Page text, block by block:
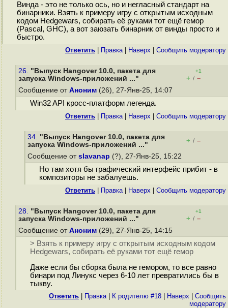
Винда - это не только ось, но и негласный стандарт на
бинарники. Взять к примеру игру с открытым исходным
кодом Hedgewars, собирать её руками тот ещё гемор
(Pascal, GHC), а вот заюзать бинарник от винды просто и
быстро.
Ответить Правка| Наверх Cообщить модератору
26. "Выпуск Hangover 10.0, пакета для
запуска Windows-приложений ..."
+1
+ / –
Сообщение от Аноним (26), 27-Янв-25, 14:07
Win32 API кросс-платформ легенда.
Ответить Правка| Наверх Cообщить модератору
34. "Выпуск Hangover 10.0, пакета для
запуска Windows-приложений ..."
+ / –
Сообщение от slavanap (?), 27-Янв-25, 15:22
Но там хотя бы графический интерфейс прибит - в
композиторы не забалуешь.
Ответить Правка| Наверх Cообщить модератору
28. "Выпуск Hangover 10.0, пакета для
запуска Windows-приложений ..."
+1
+ / –
Сообщение от Аноним (29), 27-Янв-25, 14:15
> Взять к примеру игру с открытым исходным кодом
Hedgewars, собирать её руками тот ещё гемор
Даже если бы сборка была не гемором, то все равно
бинари под Линукс через 6-10 лет превратились бы в
тыкву.
Ответить Правка| К родителю #18 Наверх
Cообщить
модератору